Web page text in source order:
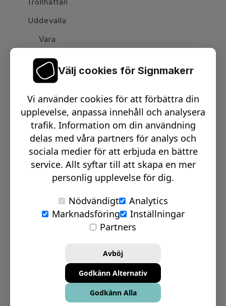
Trollhättan
Uddevalla
Vara
Email:info@signmakerr.se
PSST, HÄNG MED PÅ VÅR RESA!
© Signmakerr 2022 - 2026
Integritetspolicy
Ansvarsfullt avslöjandepolicy
Bolagsinformation
Välj cookies för Signmakerr
Vi använder cookies för att förbättra din
upplevelse, anpassa innehåll och analysera
trafik. Information om din användning
delas med våra partners för analys och
sociala medier för att erbjuda en bättre
service. Allt syftar till att skapa en mer
personlig upplevelse för dig.
Nödvändigt
Analytics
Marknadsföring
Inställningar
Partners
Avböj
Godkänn Alternativ
Godkänn Alla